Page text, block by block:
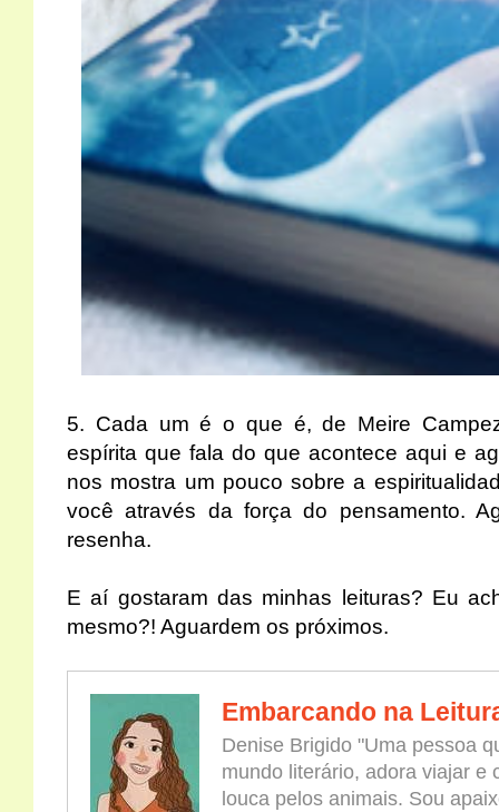
5. Cada um é o que é, de Meire
espírita que fala do que acontece aqui e
nos mostra um pouco sobre a
você através da força do pensamento.
resenha.
E aí gostaram das minhas leituras? Eu
mesmo?! Aguardem os próximos.
Embarcando na
Denise Brigido "Uma pessoa
mundo literário, adora viajar e
louca pelos animais. Sou